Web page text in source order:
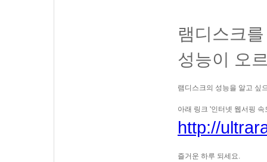
램디스크
성능이 오
램디스크의 성능을 알고 싶
아래 링크 '인터넷 웹서핑
http://
즐거운 하루 되세요.